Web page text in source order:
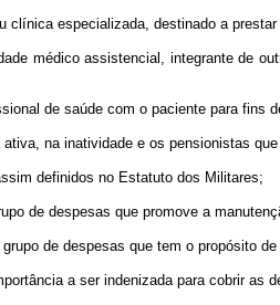
especializada, destinado a prestar
assistencial, integrante de
de saúde com o paciente para fins
na inatividade e os pensionistas que
definidos no Estatuto dos Militares;
de despesas que promove a
de despesas que tem o propósito de
a ser indenizada para cobrir as